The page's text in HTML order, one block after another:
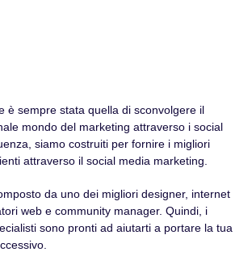
è sempre stata quella di sconvolgere il
mondo del marketing attraverso i social
siamo costruiti per fornire i migliori
attraverso il social media marketing.
da uno dei migliori designer, internet
web e community manager. Quindi, i
sono pronti ad aiutarti a portare la tua